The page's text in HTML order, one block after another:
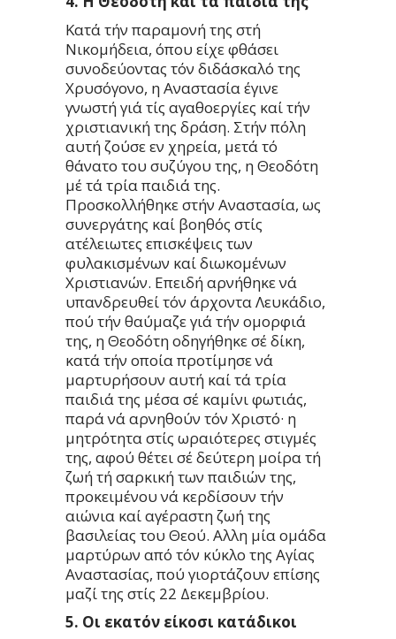
Κατά τήν παραμονή της στή
Νικομήδεια, όπου είχε φθάσει
συνοδεύοντας τόν διδάσκαλό της
Χρυσόγονο, η Αναστασία έγινε
γνωστή γιά τίς αγαθοεργίες καί τήν
χριστιανική της δράση. Στήν πόλη
αυτή ζούσε εν χηρεία, μετά τό
θάνατο του συζύγου της, η Θεοδότη
μέ τά τρία παιδιά της.
Προσκολλήθηκε στήν Αναστασία, ως
συνεργάτης καί βοηθός στίς
ατέλειωτες επισκέψεις των
φυλακισμένων καί διωκομένων
Χριστιανών. Επειδή αρνήθηκε νά
υπανδρευθεί τόν άρχοντα Λευκάδιο,
πού τήν θαύμαζε γιά τήν ομορφιά
της, η Θεοδότη οδηγήθηκε σέ δίκη,
κατά τήν οποία προτίμησε νά
μαρτυρήσουν αυτή καί τά τρία
παιδιά της μέσα σέ καμίνι φωτιάς,
παρά νά αρνηθούν τόν Χριστό· η
μητρότητα στίς ωραιότερες στιγμές
της, αφού θέτει σέ δεύτερη μοίρα τή
ζωή τή σαρκική των παιδιών της,
προκειμένου νά κερδίσουν τήν
αιώνια καί αγέραστη ζωή της
βασιλείας του Θεού. Αλλη μία ομάδα
μαρτύρων από τόν κύκλο της Αγίας
Αναστασίας, πού γιορτάζουν επίσης
μαζί της στίς 22 Δεκεμβρίου.
5. Οι εκατόν είκοσι κατάδικοι